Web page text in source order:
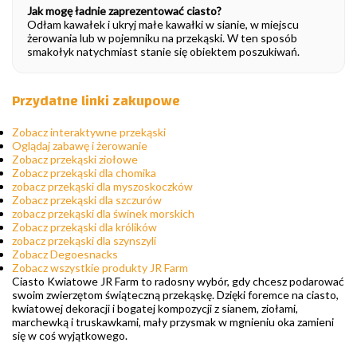
Jak mogę ładnie zaprezentować ciasto?
Odłam kawałek i ukryj małe kawałki w sianie, w miejscu
żerowania lub w pojemniku na przekąski. W ten sposób
smakołyk natychmiast stanie się obiektem poszukiwań.
Przydatne linki zakupowe
Zobacz interaktywne przekąski
Oglądaj zabawę i żerowanie
Zobacz przekąski ziołowe
Zobacz przekąski dla chomika
zobacz przekąski dla myszoskoczków
Zobacz przekąski dla szczurów
zobacz przekąski dla świnek morskich
Zobacz przekąski dla królików
zobacz przekąski dla szynszyli
Zobacz Degoesnacks
Zobacz wszystkie produkty JR Farm
Ciasto Kwiatowe JR Farm to radosny wybór, gdy chcesz podarować
swoim zwierzętom świąteczną przekąskę. Dzięki foremce na ciasto,
kwiatowej dekoracji i bogatej kompozycji z sianem, ziołami,
marchewką i truskawkami, mały przysmak w mgnieniu oka zamieni
się w coś wyjątkowego.